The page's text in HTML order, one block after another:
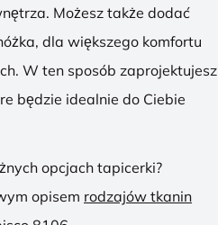
Możesz także dodać
dla większego komfortu
W ten sposób zaprojektujesz
będzie idealnie do Ciebie
opcjach tapicerki?
opisem rodzajów tkanin